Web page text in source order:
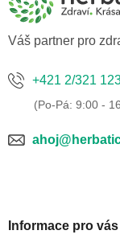
Váš partner pro
+421 2/321
Informace pro vás